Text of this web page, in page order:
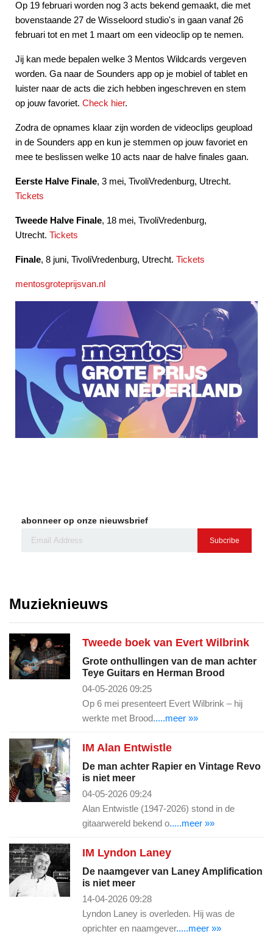
Op 19 februari worden nog 3 acts bekend gemaakt, die met
bovenstaande 27 de Wisseloord studio's in gaan vanaf 26
februari tot en met 1 maart om een videoclip op te nemen.
Jij kan mede bepalen welke 3 Mentos Wildcards vergeven
worden. Ga naar de Sounders app op je mobiel of tablet en
luister naar de acts die zich hebben ingeschreven en stem
op jouw favoriet. Check hier.
Zodra de opnames klaar zijn worden de videoclips geupload
in de Sounders app en kun je stemmen op jouw favoriet en
mee te beslissen welke 10 acts naar de halve finales gaan.
Eerste Halve Finale, 3 mei, TivoliVredenburg, Utrecht.
Tickets
Tweede Halve Finale, 18 mei, TivoliVredenburg,
Utrecht. Tickets
Finale, 8 juni, TivoliVredenburg, Utrecht. Tickets
mentosgroteprijsvan.nl
abonneer op onze nieuwsbrief
Subcribe
Muzieknieuws
Tweede boek van Evert Wilbrink
Grote onthullingen van de man achter
Teye Guitars en Herman Brood
04-05-2026 09:25
Op 6 mei presenteert Evert Wilbrink – hij
werkte met Brood.....meer »»
IM Alan Entwistle
De man achter Rapier en Vintage Revo
is niet meer
04-05-2026 09:24
Alan Entwistle (1947-2026) stond in de
gitaarwereld bekend o.....meer »»
IM Lyndon Laney
De naamgever van Laney Amplification
is niet meer
14-04-2026 09:28
Lyndon Laney is overleden. Hij was de
oprichter en naamgever.....meer »»